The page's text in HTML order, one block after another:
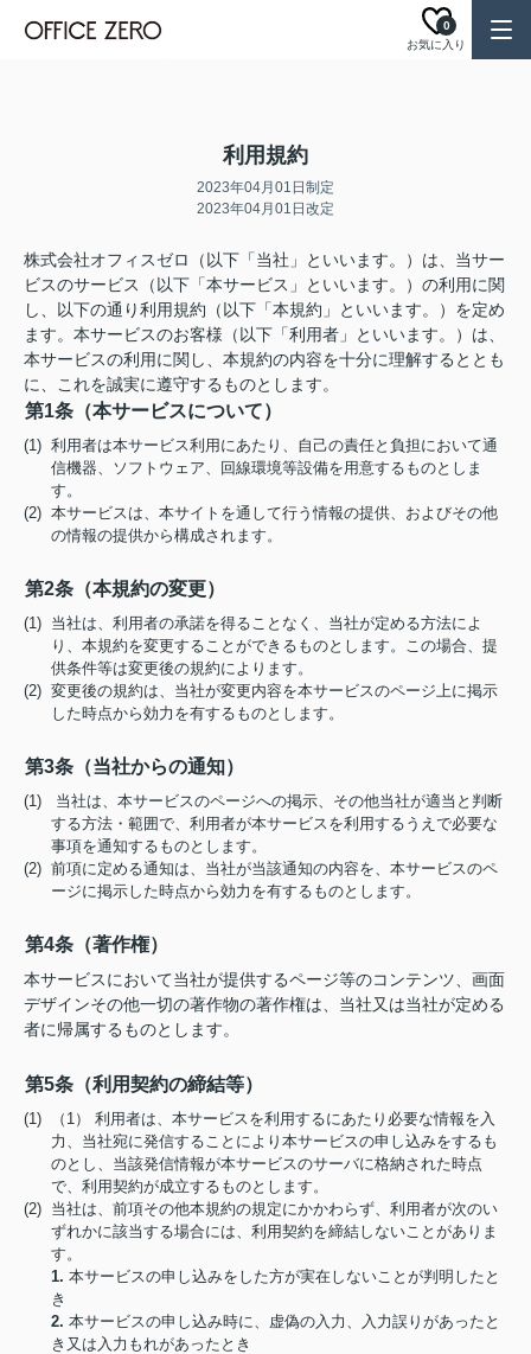
お気に入り
0
利用規約
2023年04月01日制定
2023年04月01日改定
株式会社オフィスゼロ（以下「当社」といいます。）は、当サー
ビスのサービス（以下「本サービス」といいます。）の利用に関
し、以下の通り利用規約（以下「本規約」といいます。）を定め
ます。本サービスのお客様（以下「利用者」といいます。）は、
本サービスの利用に関し、本規約の内容を十分に理解するととも
に、これを誠実に遵守するものとします。
第1条（本サービスについて）
(1) 利用者は本サービス利用にあたり、自己の責任と負担において通
信機器、ソフトウェア、回線環境等設備を用意するものとしま
す。
(2) 本サービスは、本サイトを通して行う情報の提供、およびその他
の情報の提供から構成されます。
第2条（本規約の変更）
(1) 当社は、利用者の承諾を得ることなく、当社が定める方法によ
り、本規約を変更することができるものとします。この場合、提
供条件等は変更後の規約によります。
(2) 変更後の規約は、当社が変更内容を本サービスのページ上に掲示
した時点から効力を有するものとします。
第3条（当社からの通知）
(1) 当社は、本サービスのページへの掲示、その他当社が適当と判断
する方法・範囲で、利用者が本サービスを利用するうえで必要な
事項を通知するものとします。
(2) 前項に定める通知は、当社が当該通知の内容を、本サービスのペ
ージに掲示した時点から効力を有するものとします。
第4条（著作権）
本サービスにおいて当社が提供するページ等のコンテンツ、画面
デザインその他一切の著作物の著作権は、当社又は当社が定める
者に帰属するものとします。
第5条（利用契約の締結等）
(1) （1） 利用者は、本サービスを利用するにあたり必要な情報を入
力、当社宛に発信することにより本サービスの申し込みをするも
のとし、当該発信情報が本サービスのサーバに格納された時点
で、利用契約が成立するものとします。
(2) 当社は、前項その他本規約の規定にかかわらず、利用者が次のい
ずれかに該当する場合には、利用契約を締結しないことがありま
す。
1. 本サービスの申し込みをした方が実在しないことが判明したと
き
2. 本サービスの申し込み時に、虚偽の入力、入力誤りがあったと
き又は入力もれがあったとき